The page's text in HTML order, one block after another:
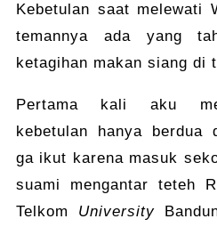
Kebetulan saat melewati
temannya ada yang
ketagihan makan siang di
Pertama kali aku
kebetulan hanya berdua
ga ikut karena masuk
suami mengantar teteh
Telkom University